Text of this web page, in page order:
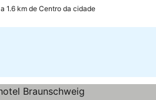
a 1.6 km de Centro da cidade